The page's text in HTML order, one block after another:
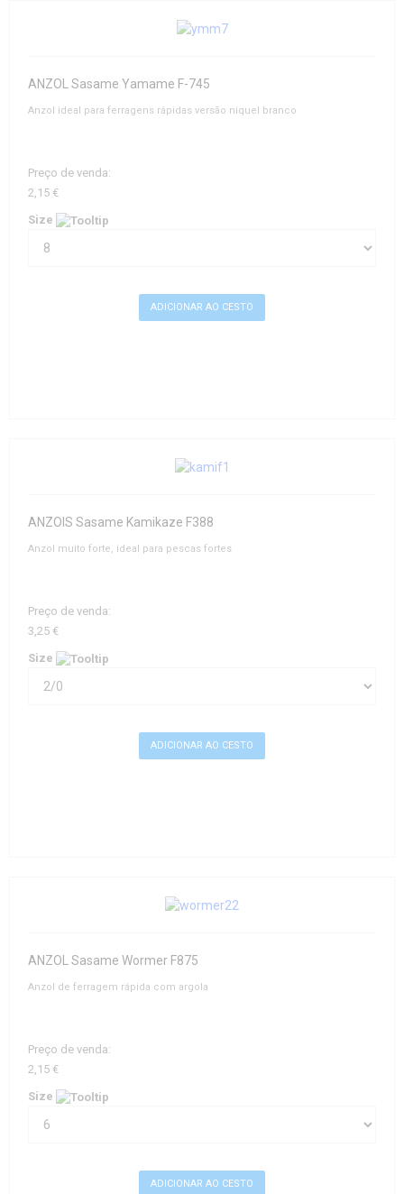
ANZOL Sasame Yamame F-745
Anzol ideal para ferragens rápidas versão niquel branco
Preço de venda:
2,15 €
Size
ANZOIS Sasame Kamikaze F388
Anzol muito forte, ideal para pescas fortes
Preço de venda:
3,25 €
Size
ANZOL Sasame Wormer F875
Anzol de ferragem rápida com argola
Preço de venda:
2,15 €
Size